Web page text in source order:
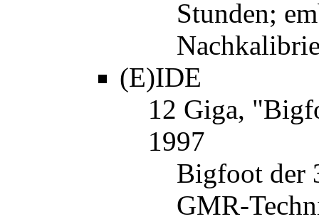
Stunden;
(E)IDE
12 Giga,
1997
Bigfoot der
GMR-